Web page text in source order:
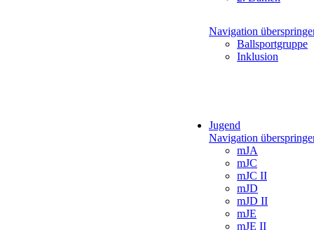
Navigation
Ballsportgruppe
Inklusion
Jugend
Navigation
mJA
mJC
mJC II
mJD
mJD II
mJE
mJE II